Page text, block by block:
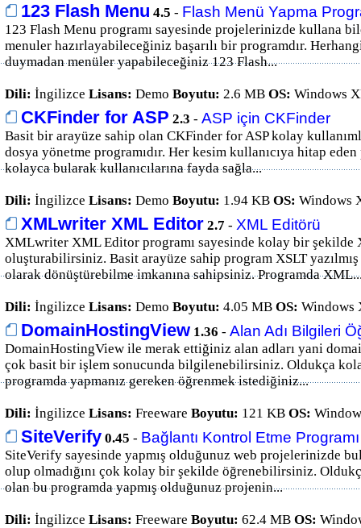
123 Flash Menu 4.5 - Flash Menü Yapma
123 Flash Menu programı sayesinde projelerinizde kullana
menuler hazırlayabileceğiniz başarılı bir programdır.
duymadan menüler yapabileceğiniz 123 Flash...
Dili: İngilizce Lisans: Demo Boyutu: 2.6 MB OS: Windows
CKFinder for ASP 2.3 - ASP için CKFinder
Basit bir arayüze sahip olan CKFinder for ASP kolay
dosya yönetme programıdır. Her kesim kullanıcıya hitap
kolayca bularak kullanıcılarına fayda sağla...
Dili: İngilizce Lisans: Demo Boyutu: 1.94 KB OS: Windows
XMLwriter XML Editor 2.7 - XML Editörü
XMLwriter XML Editor programı sayesinde kolay bir şekilde
oluşturabilirsiniz. Basit arayüze sahip program XSLT
olarak dönüştürebilme imkanına sahipsiniz. Programda
Dili: İngilizce Lisans: Demo Boyutu: 4.05 MB OS: Windows
DomainHostingView 1.36 - Alan Adı Bilgileri
DomainHostingView ile merak ettiğiniz alan adları yani
çok basit bir işlem sonucunda bilgilenebilirsiniz. Oldukça
programda yapmanız gereken öğrenmek istediğiniz...
Dili: İngilizce Lisans: Freeware Boyutu: 121 KB OS:
SiteVerify 0.45 - Bağlantı Kontrol Etme Programı
SiteVerify sayesinde yapmış olduğunuz web projelerinizde
olup olmadığını çok kolay bir şekilde öğrenebilirsiniz.
olan bu programda yapmış olduğunuz projenin...
Dili: İngilizce Lisans: Freeware Boyutu: 62.4 MB OS: